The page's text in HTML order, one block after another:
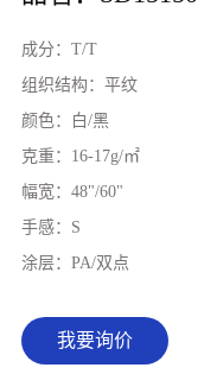
成分： T/T
组织结构： 平纹
颜色：
白/黑
克重： 16-17g/㎡
幅宽： 48"/60"
手感： S
涂层： PA/双点
我要询价